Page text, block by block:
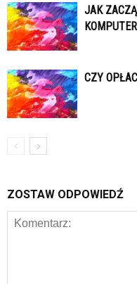
JAK
CZY
ZOSTAW ODPOWIEDŹ